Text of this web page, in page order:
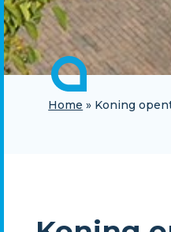
Home » Koning